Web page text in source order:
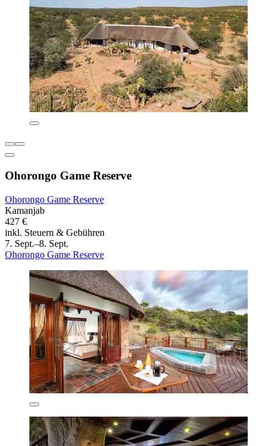
Ohorongo Game Reserve
Ohorongo Game Reserve
Kamanjab
427 €
inkl. Steuern & Gebühren
7. Sept.–8. Sept.
Ohorongo Game Reserve